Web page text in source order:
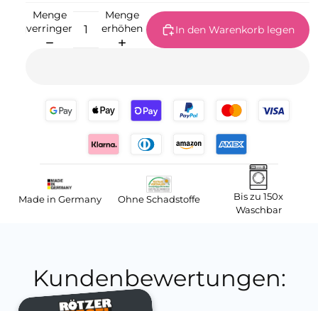
Menge
verringern
Menge
erhöhen
In den Warenkorb legen
Made in Germany Ohne Schadstoffe
Bis zu 150x
Waschbar
Kundenbewertungen: